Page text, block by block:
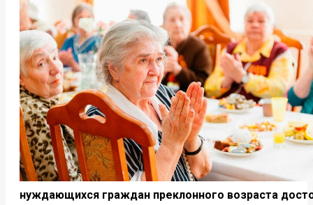
нуждающихся граждан преклонного возраста